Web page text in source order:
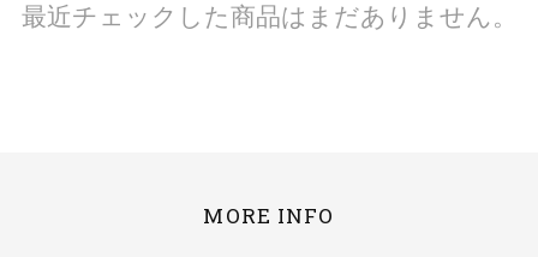
最近チェックした商品はまだありません。
MORE INFO